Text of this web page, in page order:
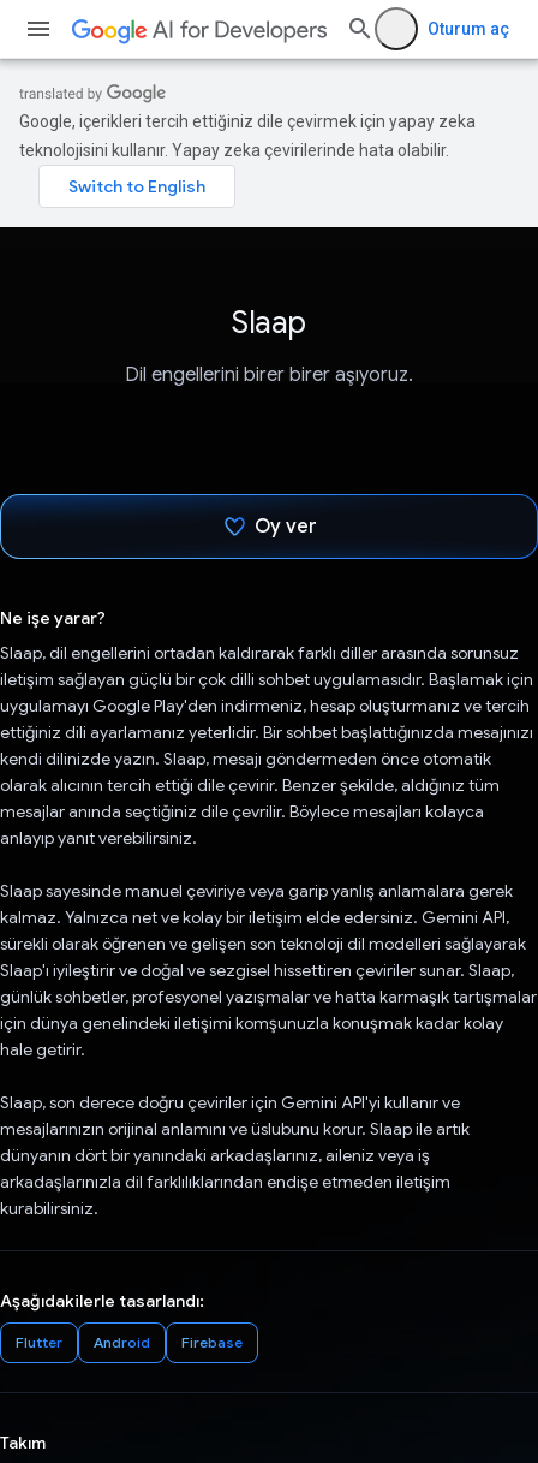
Oturum aç
Google, içerikleri tercih ettiğiniz dile çevirmek için yapay zeka
teknolojisini kullanır. Yapay zeka çevirilerinde hata olabilir.
Slaap
Dil engellerini birer birer aşıyoruz.
Oy ver
Ne işe yarar?
Slaap, dil engellerini ortadan kaldırarak farklı diller arasında sorunsuz
iletişim sağlayan güçlü bir çok dilli sohbet uygulamasıdır. Başlamak için
uygulamayı Google Play'den indirmeniz, hesap oluşturmanız ve tercih
ettiğiniz dili ayarlamanız yeterlidir. Bir sohbet başlattığınızda mesajınızı
kendi dilinizde yazın. Slaap, mesajı göndermeden önce otomatik
olarak alıcının tercih ettiği dile çevirir. Benzer şekilde, aldığınız tüm
mesajlar anında seçtiğiniz dile çevrilir. Böylece mesajları kolayca
anlayıp yanıt verebilirsiniz.
Slaap sayesinde manuel çeviriye veya garip yanlış anlamalara gerek
kalmaz. Yalnızca net ve kolay bir iletişim elde edersiniz. Gemini API,
sürekli olarak öğrenen ve gelişen son teknoloji dil modelleri sağlayarak
Slaap'ı iyileştirir ve doğal ve sezgisel hissettiren çeviriler sunar. Slaap,
günlük sohbetler, profesyonel yazışmalar ve hatta karmaşık tartışmalar
için dünya genelindeki iletişimi komşunuzla konuşmak kadar kolay
hale getirir.
Slaap, son derece doğru çeviriler için Gemini API'yi kullanır ve
mesajlarınızın orijinal anlamını ve üslubunu korur. Slaap ile artık
dünyanın dört bir yanındaki arkadaşlarınız, aileniz veya iş
arkadaşlarınızla dil farklılıklarından endişe etmeden iletişim
kurabilirsiniz.
Aşağıdakilerle tasarlandı:
Flutter Android Firebase
Takım